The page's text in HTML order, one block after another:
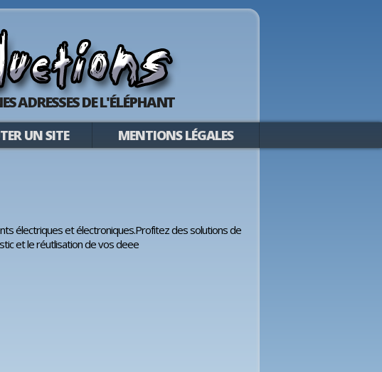
ADRESSES DE L'ÉLÉPHANT
UN SITE MENTIONS LÉGALES
électriques et électroniques.Profitez des solutions de
et le réutlisation de vos deee